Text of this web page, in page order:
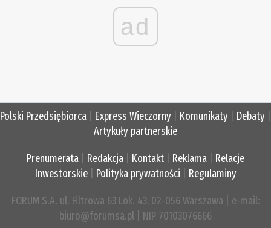
ad
Polski Przedsiębiorca Express Wieczorny Komunikaty Debaty
Artykuły partnerskie
Prenumerata Redakcja Kontakt Reklama
Relacje
Inwestorskie| Polityka prywatności Regulaminy
FORUM S.A. ul. Filtrowa 63 Lok. 43, 02-056 Warszawa | e-mail:
biuro@forumsa.pl | NIP 70103076666